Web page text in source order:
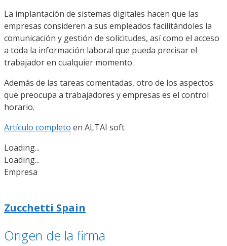
La implantación de sistemas digitales hacen que las
empresas consideren a sus empleados facilitándoles la
comunicación y gestión de solicitudes, así como el acceso
a toda la información laboral que pueda precisar el
trabajador en cualquier momento.
Además de las tareas comentadas, otro de los aspectos
que preocupa a trabajadores y empresas es el control
horario.
Artículo completo en ALTAI soft
Loading...
Loading...
Empresa
Zucchetti Spain
Origen de la firma